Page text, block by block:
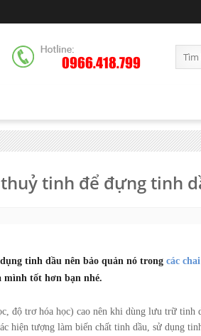
0966.418.799
tinh để đựng tinh
tinh dầu nên bảo quản nó trong các
mình tốt hơn bạn nhé.
độ trơ hóa học) cao nên khi dùng lưu trữ tinh
hiện tượng làm biến chất tinh dầu, sử dụng